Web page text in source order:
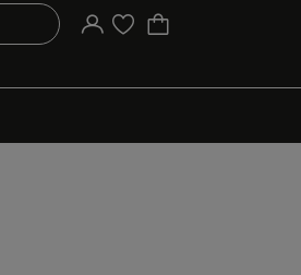
Votre compte
Liste d'achat